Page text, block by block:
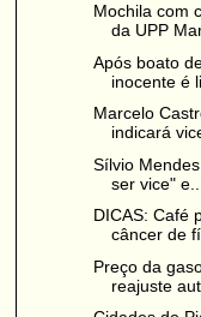
Mochila com
da UPP
Após boato
inocente é
Marcelo
indicará
Sílvio
ser vice" e...
DICAS: Café
câncer de
Preço da
reajuste